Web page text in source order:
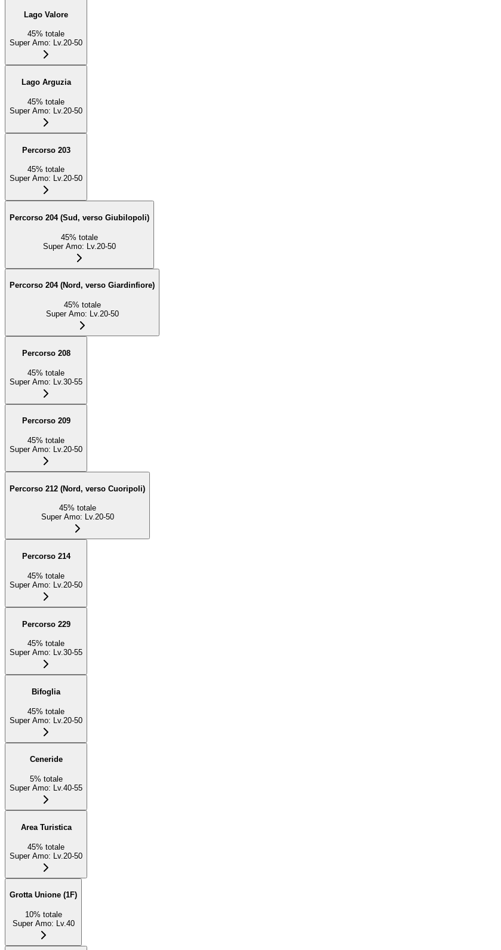
Lago Valore
45% totale
Super Amo: Lv.20-50
Lago Arguzia
45% totale
Super Amo: Lv.20-50
Percorso 203
45% totale
Super Amo: Lv.20-50
Percorso 204 (Sud, verso Giubilopoli)
45% totale
Super Amo: Lv.20-50
Percorso 204 (Nord, verso Giardinfiore)
45% totale
Super Amo: Lv.20-50
Percorso 208
45% totale
Super Amo: Lv.30-55
Percorso 209
45% totale
Super Amo: Lv.20-50
Percorso 212 (Nord, verso Cuoripoli)
45% totale
Super Amo: Lv.20-50
Percorso 214
45% totale
Super Amo: Lv.20-50
Percorso 229
45% totale
Super Amo: Lv.30-55
Bifoglia
45% totale
Super Amo: Lv.20-50
Ceneride
5% totale
Super Amo: Lv.40-55
Area Turistica
45% totale
Super Amo: Lv.20-50
Grotta Unione (1F)
10% totale
Super Amo: Lv.40